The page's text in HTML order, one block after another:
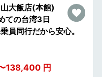
大飯店(本館)
ての台湾3日
員同行だから安心。
138,400 円